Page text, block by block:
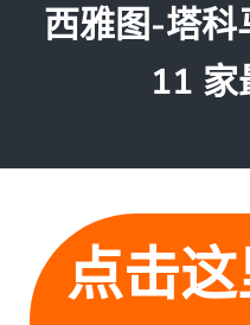
西雅图-塔科
11 家
点击